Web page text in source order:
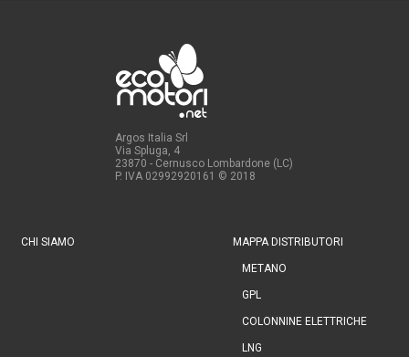
Argos Italia Srl
Via Spluga, 4
23870 - Cernusco Lombardone (LC)
P. IVA 02992920161 © 2018
CHI SIAMO MAPPA DISTRIBUTORI
METANO
GPL
COLONNINE ELETTRICHE
LNG